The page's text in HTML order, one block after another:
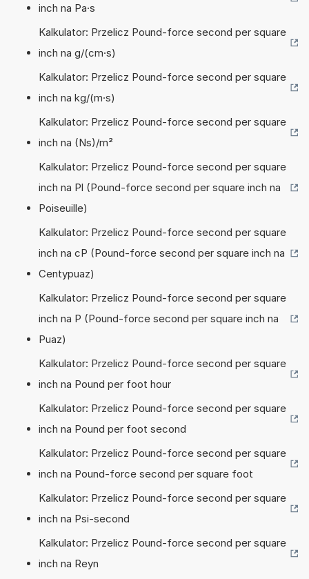
inch na Pa·s
Kalkulator: Przelicz Pound-force second per square
inch na g/(cm·s)
Kalkulator: Przelicz Pound-force second per square
inch na kg/(m·s)
Kalkulator: Przelicz Pound-force second per square
inch na (Ns)/m²
Kalkulator: Przelicz Pound-force second per square
inch na Pl (Pound-force second per square inch na
Poiseuille)
Kalkulator: Przelicz Pound-force second per square
inch na cP (Pound-force second per square inch na
Centypuaz)
Kalkulator: Przelicz Pound-force second per square
inch na P (Pound-force second per square inch na
Puaz)
Kalkulator: Przelicz Pound-force second per square
inch na Pound per foot hour
Kalkulator: Przelicz Pound-force second per square
inch na Pound per foot second
Kalkulator: Przelicz Pound-force second per square
inch na Pound-force second per square foot
Kalkulator: Przelicz Pound-force second per square
inch na Psi-second
Kalkulator: Przelicz Pound-force second per square
inch na Reyn